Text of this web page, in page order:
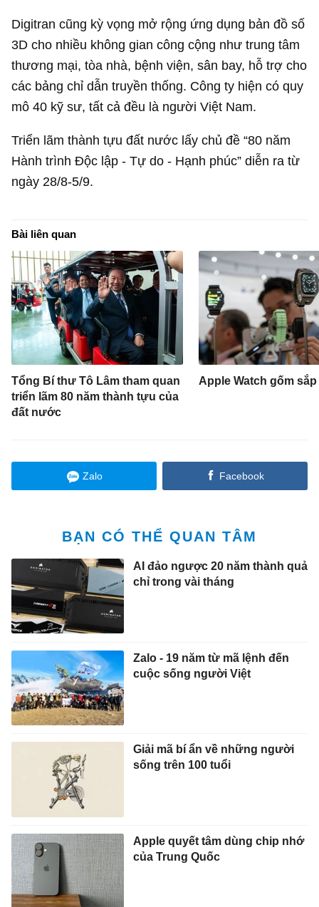
Digitran cũng kỳ vọng mở rộng ứng dụng bản đồ số
3D cho nhiều không gian công cộng như trung tâm
thương mại, tòa nhà, bệnh viện, sân bay, hỗ trợ cho
các bảng chỉ dẫn truyền thống. Công ty hiện có quy
mô 40 kỹ sư, tất cả đều là người Việt Nam.
Triển lãm thành tựu đất nước lấy chủ đề “80 năm
Hành trình Độc lập - Tự do - Hạnh phúc” diễn ra từ
ngày 28/8-5/9.
Bài liên quan
Tổng Bí thư Tô Lâm tham quan
triển lãm 80 năm thành tựu của
đất nước
Apple Watch gốm
Zalo Facebook
BẠN CÓ THỂ QUAN TÂM
AI đảo ngược 20 năm thành quả
chỉ trong vài tháng
Zalo - 19 năm từ mã lệnh đến
cuộc sống người Việt
Giải mã bí ẩn về những người
sống trên 100 tuổi
Apple quyết tâm dùng chip nhớ
của Trung Quốc